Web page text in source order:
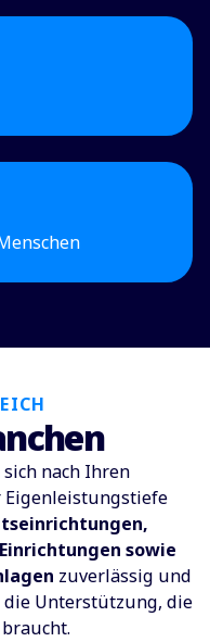
nach Ihren
Eigenleistungstiefe
sowie
zuverlässig und
die Unterstützung, die